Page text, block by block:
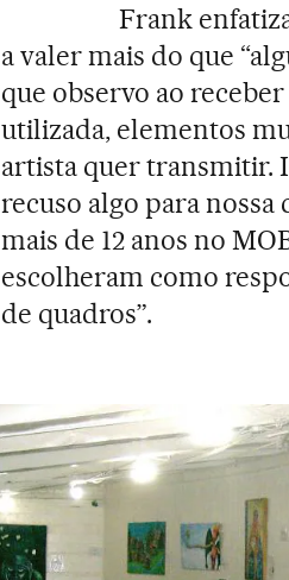
Frank
a valer mais do que
que observo ao
utilizada, elementos
artista quer transmitir.
recuso algo para nossa
mais de 12 anos no
escolheram como
de quadros”.